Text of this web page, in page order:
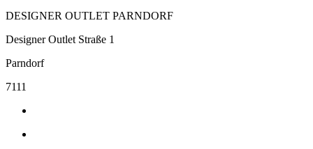
DESIGNER OUTLET PARNDORF
Designer Outlet Straße 1
Parndorf
7111